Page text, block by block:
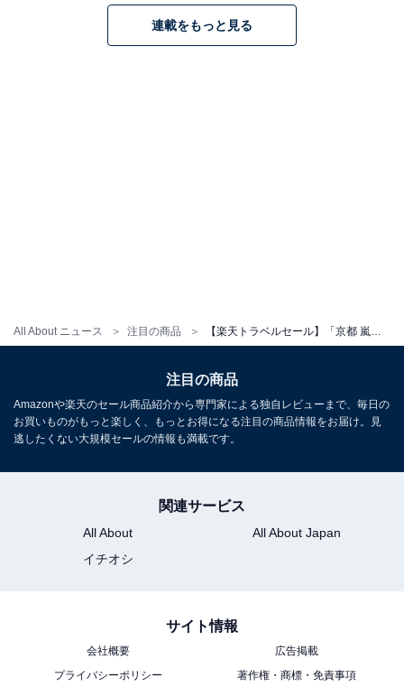
All About ニュース 注目の商品
連載をもっと見る
注目の商品
Amazonや楽天のセール商品紹介から専門家による独自レビューまで、毎日の
お買いものがもっと楽しく、もっとお得になる注目の商品情報をお届け。見
逃したくない大規模セールの情報も満載です。
関連サービス
All About
All About Japan
イチオシ
サイト情報
会社概要
広告掲載
プライバシーポリシー
著作権・商標・免責事項